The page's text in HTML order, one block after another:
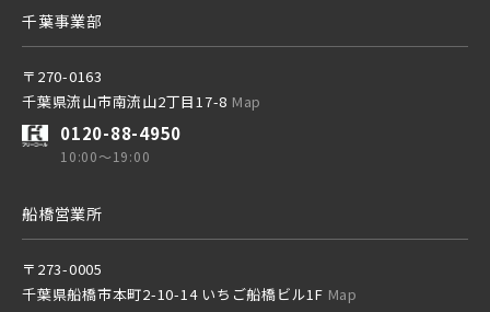
千葉事業部
〒270-0163
千葉県流山市南流山2丁目17-8 Map
0120-88-4950
10:00～19:00
船橋営業所
〒273-0005
千葉県船橋市本町2-10-14 いちご船橋ビル1F Map